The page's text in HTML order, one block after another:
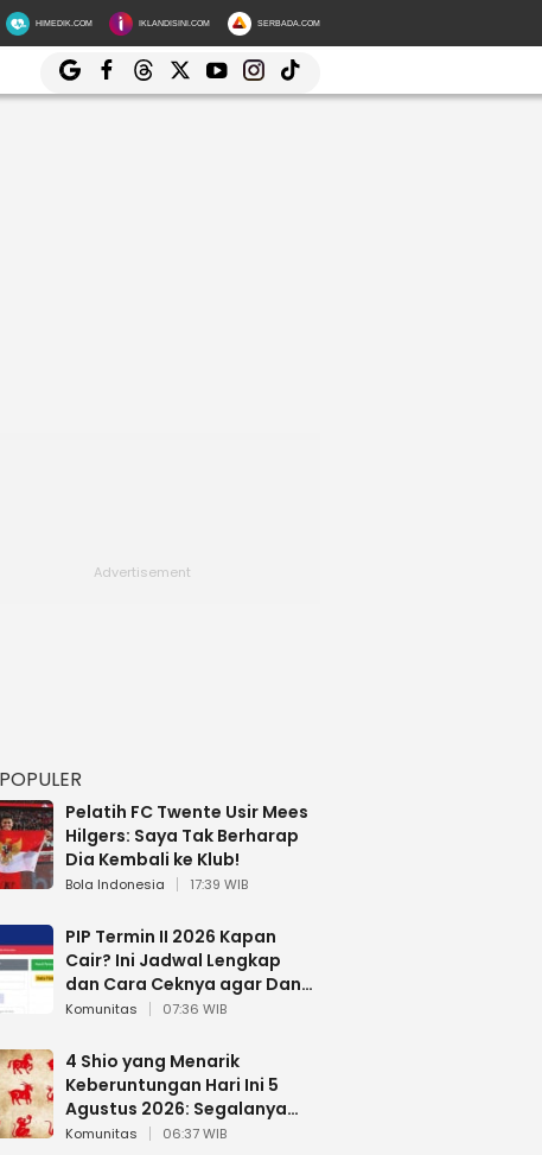
HIMEDIK.COM IKLANDISINI.COM SERBADA.COM
Pelatih FC Twente Usir Mees
Hilgers: Saya Tak Berharap
Dia Kembali ke Klub!
Bola Indonesia 17:39 WIB
PIP Termin II 2026 Kapan
Cair? Ini Jadwal Lengkap
dan Cara Ceknya agar Dana
Tidak Hangus!
Komunitas 07:36 WIB
4 Shio yang Menarik
Keberuntungan Hari Ini 5
Agustus 2026: Segalanya
Berjalan Lancar
Komunitas 06:37 WIB